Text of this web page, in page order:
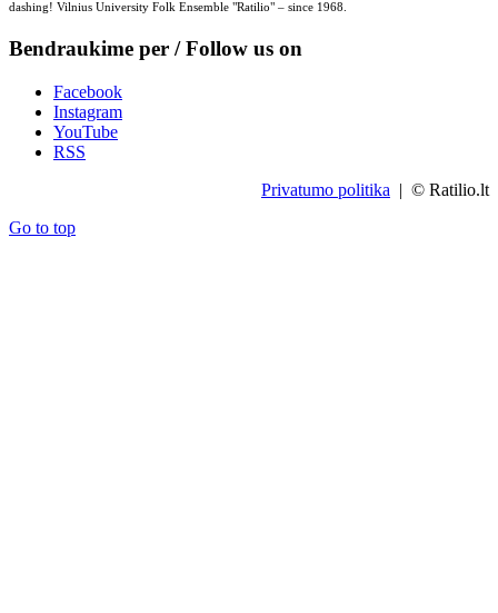
dashing! Vilnius University Folk Ensemble "Ratilio" – since 1968.
Bendraukime per / Follow us on
Facebook
Instagram
YouTube
RSS
Privatumo politika | © Ratilio.lt
Go to top